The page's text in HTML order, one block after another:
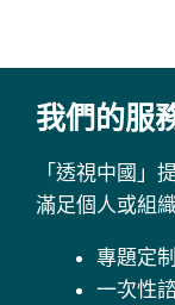
我們的服
「透視中國」
滿足個人或組
專題定
一次性